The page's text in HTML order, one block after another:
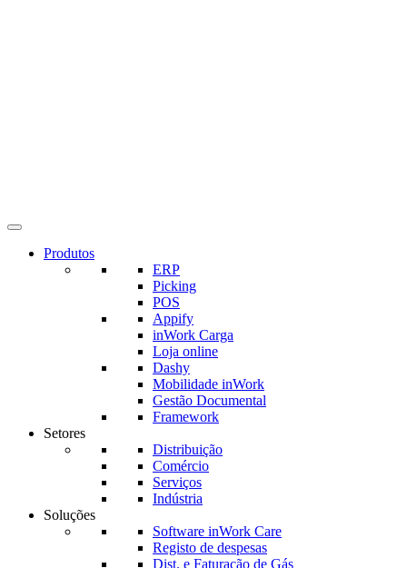
Produtos
ERP
Picking
POS
Appify
inWork Carga
Loja online
Dashy
Mobilidade inWork
Gestão Documental
Framework
Setores
Distribuição
Comércio
Serviços
Indústria
Soluções
Software inWork Care
Registo de despesas
Dist. e Faturação de Gás